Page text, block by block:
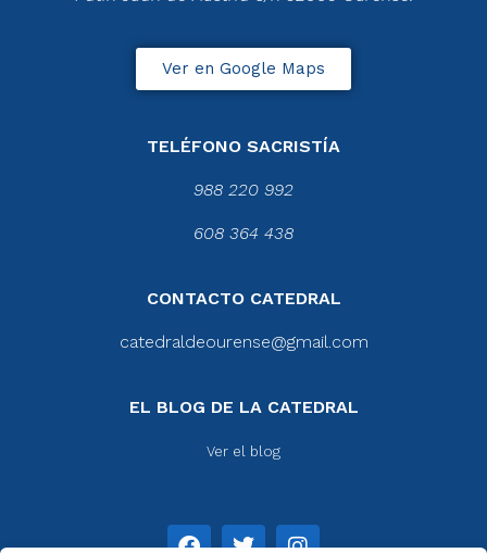
Ver en Google Maps
TELÉFONO SACRISTÍA
988 220 992
608 364 438
CONTACTO CATEDRAL
catedraldeourense@gmail.com
EL BLOG DE LA CATEDRAL
Ver el blog